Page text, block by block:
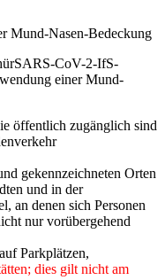
Mund-Nasen-Bedeckung
CoV-2-IfS-
einer Mund-
öffentlich zugänglich sind
gekennzeichneten Orten
und in der
an denen sich Personen
nur vorübergehend
Parkplätzen,
dies gilt nicht am